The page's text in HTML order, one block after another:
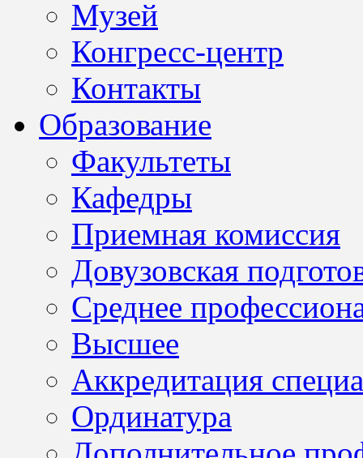
Музей
Конгресс-центр
Контакты
Образование
Факультеты
Кафедры
Приемная комиссия
Довузовская
Среднее
Высшее
Аккредитация
Ординатура